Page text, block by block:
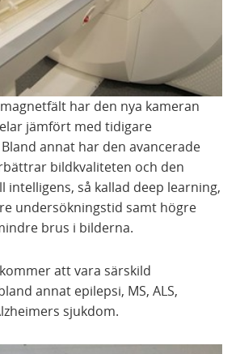
har den nya kameran
jämfört med tidigare
annat har den avancerade
bildkvaliteten och den
så kallad deep learning,
undersökningstid samt högre
brus i bilderna.
att vara särskild
annat epilepsi, MS, ALS,
sjukdom.